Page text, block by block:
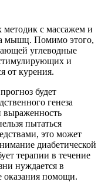
методик с массажем и
мышц. Помимо этого,
углеводные
и
от курения.
будет
генеза
выраженность
пытаться
это может
диабетической
терапии в течение
нуждается в
оказания помощи.